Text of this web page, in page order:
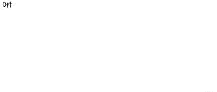
表示数
0件